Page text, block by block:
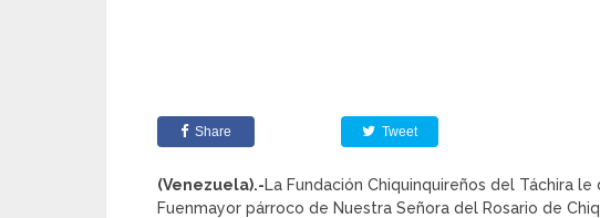
Share Tweet
(Venezuela).-La Fundación Chiquinquireños del Táchira
Fuenmayor párroco de Nuestra Señora del Rosario de